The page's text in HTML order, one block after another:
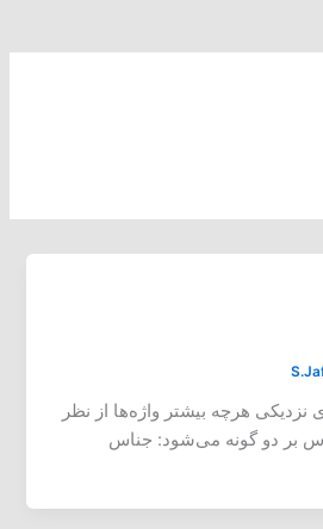
هرچه بیشتر واژه‌ها از نظر
بر دو گونه می‌شود: جناس